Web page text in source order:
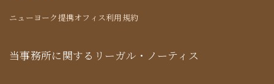
ニューヨーク提携オフィス利用規約
当事務所に関するリーガル・ノーティス